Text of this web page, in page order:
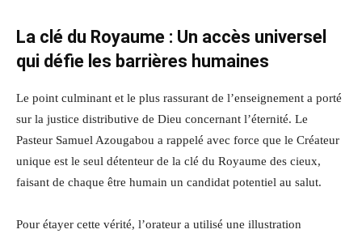
La clé du Royaume : Un accès universel
qui défie les barrières humaines
Le point culminant et le plus rassurant de l’enseignement a porté
sur la justice distributive de Dieu concernant l’éternité. Le
Pasteur Samuel Azougabou a rappelé avec force que le Créateur
unique est le seul détenteur de la clé du Royaume des cieux,
faisant de chaque être humain un candidat potentiel au salut.
Pour étayer cette vérité, l’orateur a utilisé une illustration